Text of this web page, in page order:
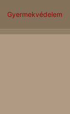
Gyermekvédelem